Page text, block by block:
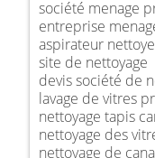
société menage
entreprise
aspirateur
site de nettoyage
devis société de
lavage de vitres
nettoyage tapis
nettoyage des
nettoyage de